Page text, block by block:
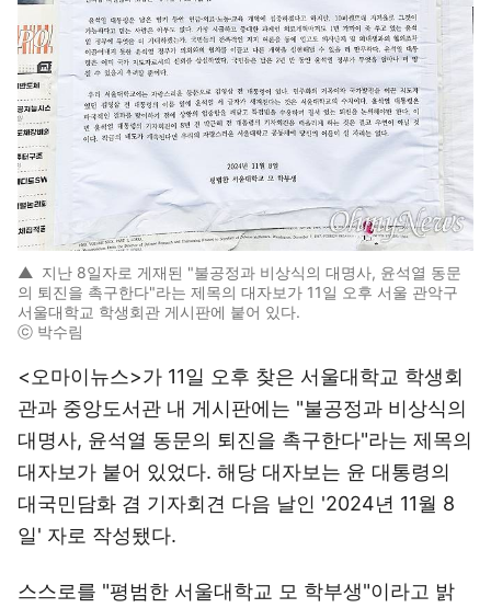
▲ 지난 8일자로 게재된 "불공정과 비상식의 대명사, 윤석열 동문
의 퇴진을 촉구한다"라는 제목의 대자보가 11일 오후 서울 관악구
서울대학교 학생회관 게시판에 붙어 있다.
ⓒ 박수림
<오마이뉴스>가 11일 오후 찾은 서울대학교 학생회
관과 중앙도서관 내 게시판에는 "불공정과 비상식의
대명사, 윤석열 동문의 퇴진을 촉구한다"라는 제목의
대자보가 붙어 있었다. 해당 대자보는 윤 대통령의
대국민담화 겸 기자회견 다음 날인 '2024년 11월 8
일' 자로 작성됐다.
스스로를 "평범한 서울대학교 모 학부생"이라고 밝